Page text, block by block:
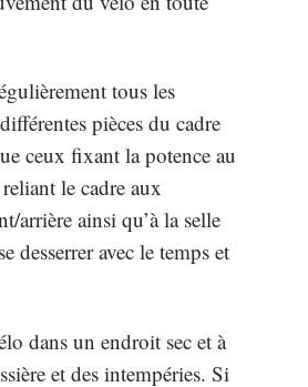
tous les
pièces du cadre
ceux fixant la potence au
le cadre aux
arrière ainsi qu’à la selle
desserrer avec le temps et
dans un endroit sec et à
et des intempéries. Si